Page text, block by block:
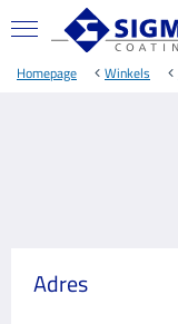
Homepage Winkels
Adres